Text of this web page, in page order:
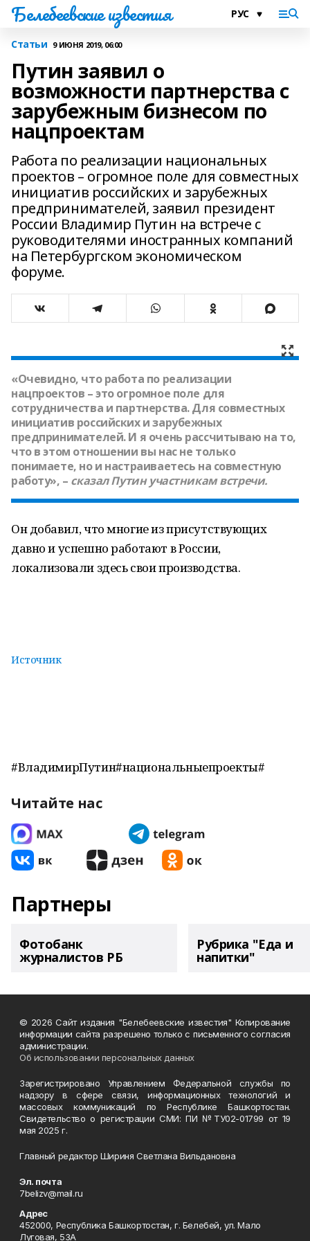
Белебеевские известия
Статьи 9 ИЮНЯ 2019, 06:00
Путин заявил о
возможности партнерства с
зарубежным бизнесом по
нацпроектам
Работа по реализации национальных
проектов – огромное поле для совместных
инициатив российских и зарубежных
предпринимателей, заявил президент
России Владимир Путин на встрече с
руководителями иностранных компаний
на Петербургском экономическом
форуме.
«Очевидно, что работа по реализации
нацпроектов – это огромное поле для
сотрудничества и партнерства. Для совместных
инициатив российских и зарубежных
предпринимателей. И я очень рассчитываю на то,
что в этом отношении вы нас не только
понимаете, но и настраиваетесь на совместную
работу», – сказалПутинучастникам встречи.
Он добавил, что многие из присутствующих
давно и успешно работают в России,
локализовали здесь свои производства.
Источник
#ВладимирПутин#национальныепроекты#
Читайте нас
Партнеры
Фотобанк
журналистов РБ
Рубрика "Еда и
напитки"
© 2026 Сайт издания "Белебеевские известия" Копирование
информации сайта разрешено только с письменного согласия
администрации.
Об использовании персональных данных
Зарегистрировано Управлением Федеральной службы по
надзору в сфере связи, информационных технологий и
массовых коммуникаций по Республике Башкортостан.
Свидетельство о регистрации СМИ: ПИ №ТУ02-01799 от 19
мая 2025 г.
Главный редактор Шириня Светлана Вильдановна
Эл. почта
7belizv@mail.ru
Адрес
452000, Республика Башкортостан, г. Белебей, ул. Мало
Луговая, 53А